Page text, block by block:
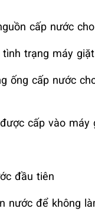
cấp nước
trạng máy
ống cấp nước
cấp vào máy
đầu tiên
nước để không